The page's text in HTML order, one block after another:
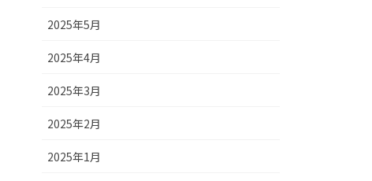
2025年5月
2025年4月
2025年3月
2025年2月
2025年1月